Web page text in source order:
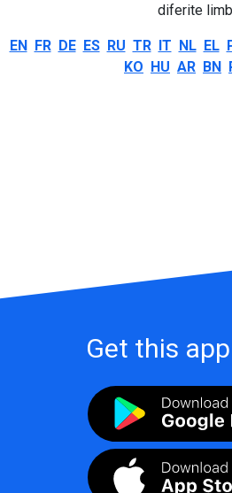
diferite
EN FR DE ES RU TR IT NL EL
KO HU AR BN
Get this